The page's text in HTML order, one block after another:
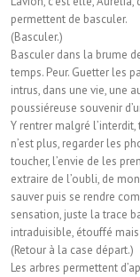
permettent de basculer.
(Basculer.)
Basculer dans la brume
temps. Peur. Guetter les
intrus, dans une vie, une
poussiéreuse souvenir
Y rentrer malgré
n’est plus, regarder les
toucher, l’envie de les
extraire de l’oubli, de
sauver puis se rendre
sensation, juste la trace
intraduisible, étouffé
(Retour à la case départ.)
Les arbres permettent